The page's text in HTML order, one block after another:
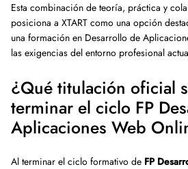
Esta combinación de teoría, práctica y
posiciona a XTART como una opción
una formación en Desarrollo de
las exigencias del entorno profesional
¿Qué titulación oficial
terminar el ciclo FP
Aplicaciones Web
Al terminar el ciclo formativo de FP